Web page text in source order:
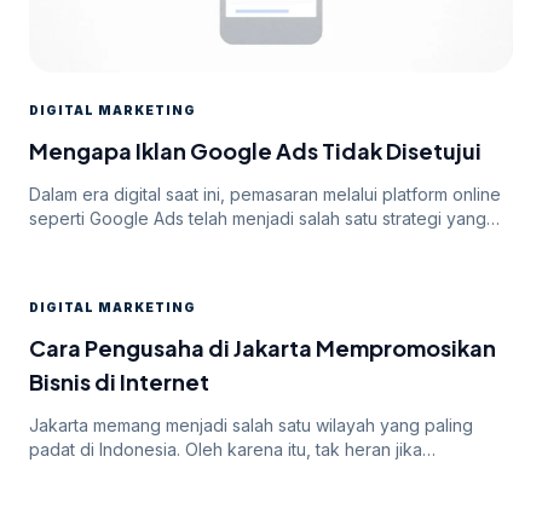
DIGITAL MARKETING
Mengapa Iklan Google Ads Tidak Disetujui
Dalam era digital saat ini, pemasaran melalui platform online
seperti Google Ads telah menjadi salah satu strategi yang
menghadapi tantangan dalam mendapatkan persetujuan
iklan mereka. Dalam artikel ini, kita akan membahas
mengapa […]
DIGITAL MARKETING
Cara Pengusaha di Jakarta Mempromosikan
Bisnis di Internet
Jakarta memang menjadi salah satu wilayah yang paling
padat di Indonesia. Oleh karena itu, tak heran jika